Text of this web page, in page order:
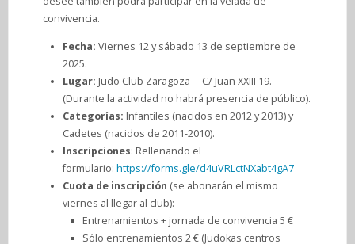
convivencia.
Fecha: Viernes 12 y sábado 13 de septiembre de
2025.
Lugar: Judo Club Zaragoza – C/ Juan XXIII 19.
(Durante la actividad no habrá presencia de público).
Categorías: Infantiles (nacidos en 2012 y 2013) y
Cadetes (nacidos de 2011-2010).
Inscripciones: Rellenando el
formulario: https://forms.gle/d4uVRLctNXabt4gA7
Cuota de inscripción (se abonarán el mismo
viernes al llegar al club):
Entrenamientos + jornada de convivencia 5 €
Sólo entrenamientos 2 € (Judokas centros